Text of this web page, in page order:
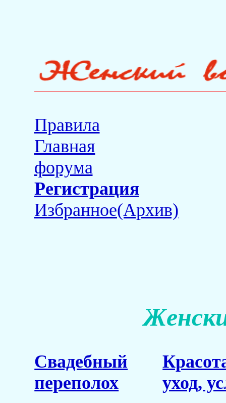
Правила
Главная
форума
Регистрация
Избранное(Архив)
Свадебный
переполох
уход,